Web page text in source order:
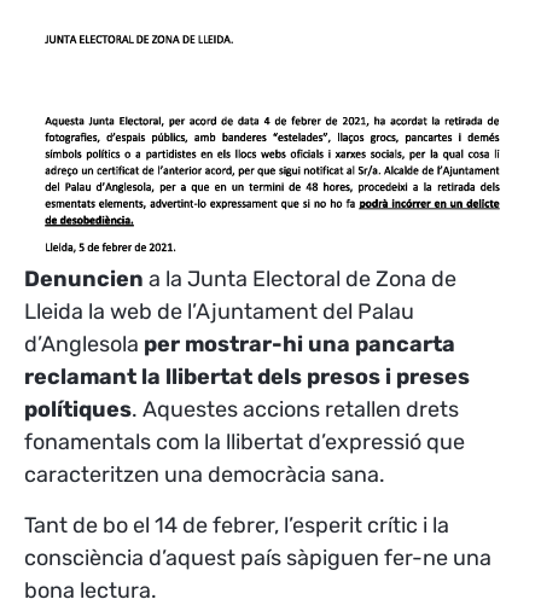
Denuncien a la Junta Electoral de Zona de
Lleida la web de l’Ajuntament del Palau
d’Anglesola per mostrar-hi una pancarta
reclamant la llibertat dels presos i preses
polítiques. Aquestes accions retallen drets
fonamentals com la llibertat d’expressió que
caracteritzen una democràcia sana.
Tant de bo el 14 de febrer, l’esperit crític i la
consciència d’aquest país sàpiguen fer-ne una
bona lectura.